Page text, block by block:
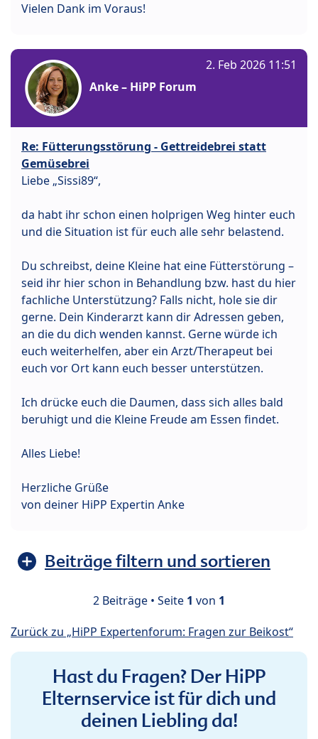
Vielen Dank im Voraus!
Anke – HiPP Forum
2. Feb 2026 11:51
Re: Fütterungsstörung - Gettreidebrei statt
Gemüsebrei
Liebe „Sissi89“,
da habt ihr schon einen holprigen Weg hinter euch
und die Situation ist für euch alle sehr belastend.
Du schreibst, deine Kleine hat eine Fütterstörung –
seid ihr hier schon in Behandlung bzw. hast du hier
fachliche Unterstützung? Falls nicht, hole sie dir
gerne. Dein Kinderarzt kann dir Adressen geben,
an die du dich wenden kannst. Gerne würde ich
euch weiterhelfen, aber ein Arzt/Therapeut bei
euch vor Ort kann euch besser unterstützen.
Ich drücke euch die Daumen, dass sich alles bald
beruhigt und die Kleine Freude am Essen findet.
Alles Liebe!
Herzliche Grüße
von deiner HiPP Expertin Anke
Beiträge filtern und sortieren
2 Beiträge • Seite 1 von 1
Zurück zu „HiPP Expertenforum: Fragen zur Beikost“
Hast du Fragen? Der HiPP
Elternservice ist für dich und
deinen Liebling da!